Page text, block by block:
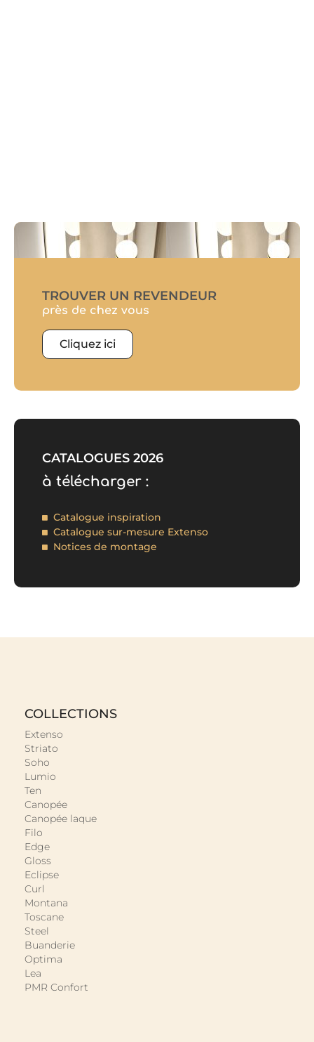
TROUVER UN REVENDEUR
près de chez vous
Cliquez ici
CATALOGUES 2026
à télécharger :
Catalogue inspiration
Catalogue sur-mesure Extenso
Notices de montage
COLLECTIONS
Extenso
Striato
Soho
Lumio
Ten
Canopée
Canopée laque
Filo
Edge
Gloss
Eclipse
Curl
Montana
Toscane
Steel
Buanderie
Optima
Lea
PMR Confort